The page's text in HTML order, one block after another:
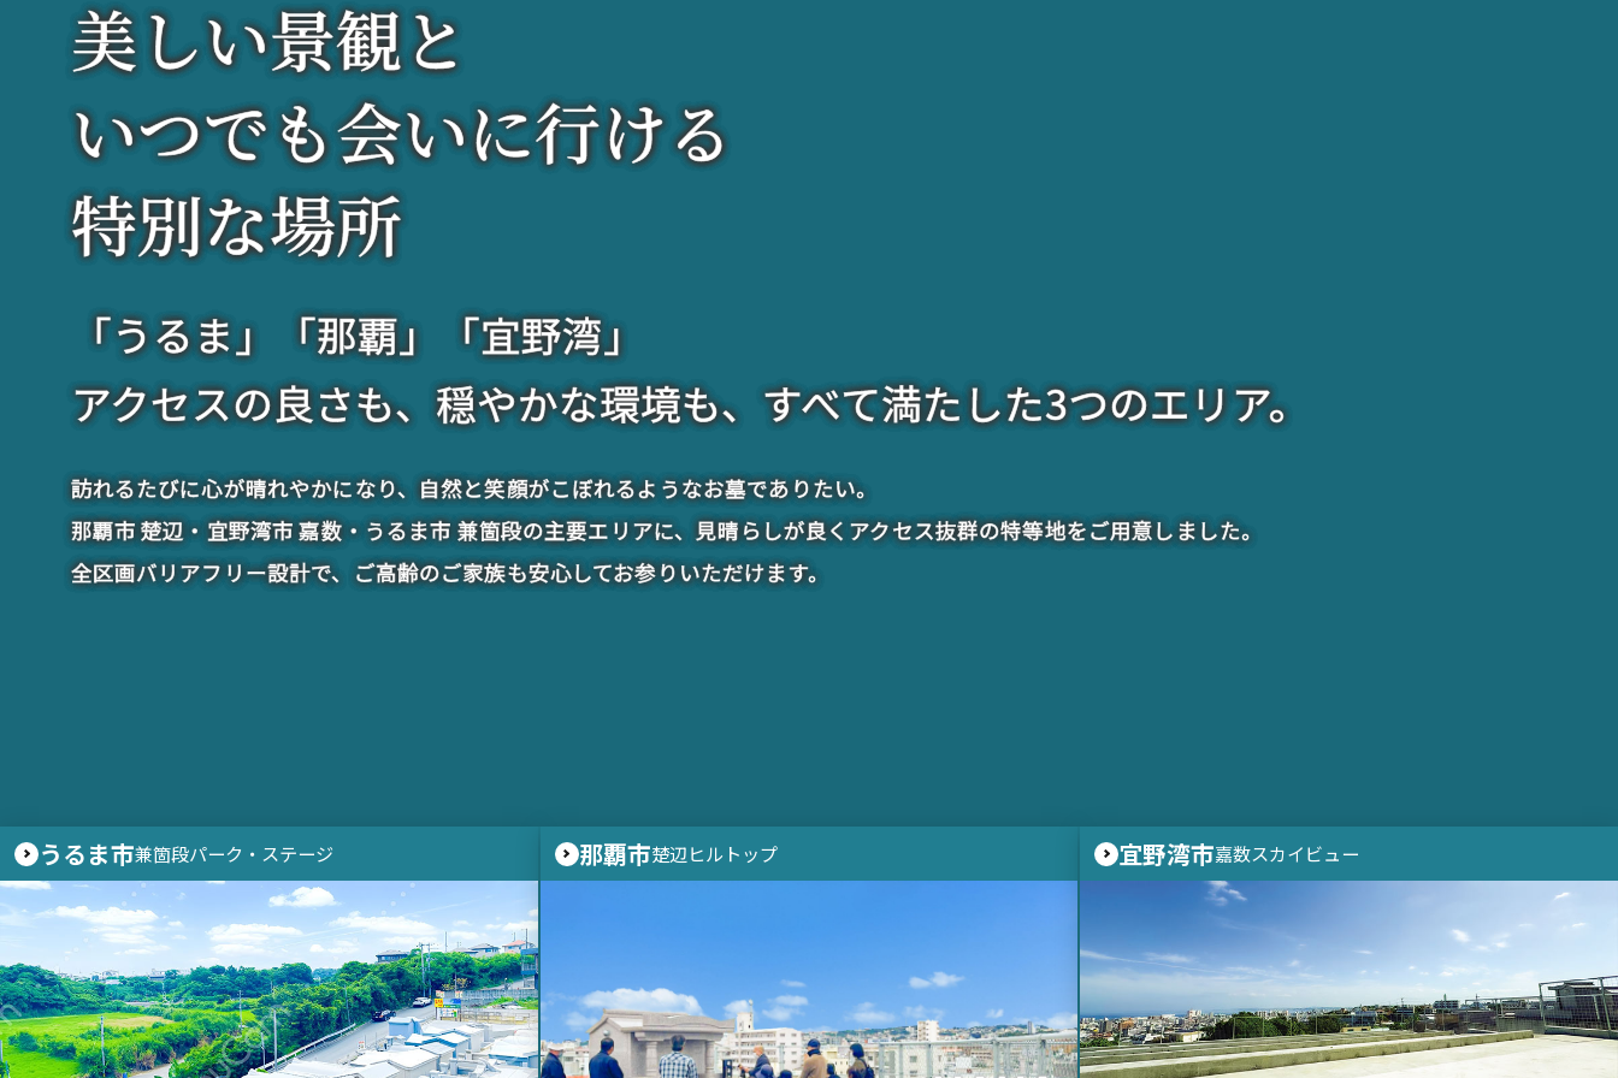
美しい景観と
いつでも会いに行ける
特別な場所
「うるま」「那覇」「宜野湾」
アクセスの良さも、穏やかな環境も、すべて満たした3つのエリア。
訪れるたびに心が晴れやかになり、自然と笑顔がこぼれるようなお墓でありたい。
那覇市 楚辺・宜野湾市 嘉数・うるま市 兼箇段の主要エリアに、見晴らしが良くアクセス抜群の特等地をご用意しました。
全区画バリアフリー設計で、ご高齢のご家族も安心してお参りいただけます。
うるま市兼箇段パーク・ステージ 那覇市楚辺ヒルトップ 宜野湾市嘉数スカイビュー